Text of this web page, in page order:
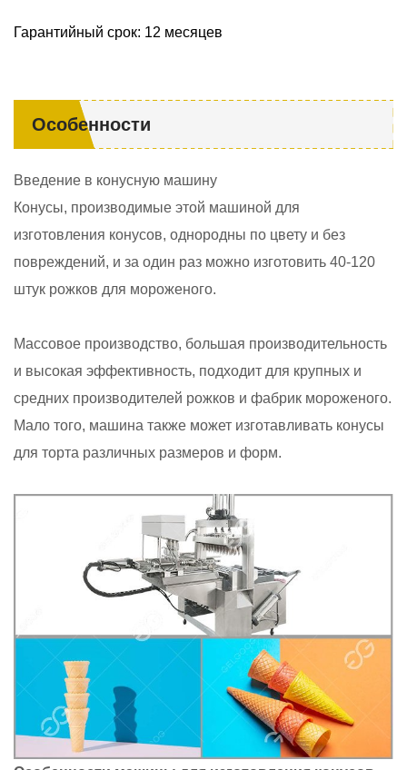
Гарантийный срок: 12 месяцев
Особенности
Введение в конусную машину
Конусы, производимые этой машиной для
изготовления конусов, однородны по цвету и без
повреждений, и за один раз можно изготовить 40-120
штук рожков для мороженого.
Массовое производство, большая производительность
и высокая эффективность, подходит для крупных и
средних производителей рожков и фабрик мороженого.
Мало того, машина также может изготавливать конусы
для торта различных размеров и форм.